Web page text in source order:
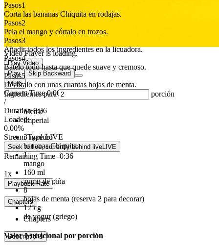
Video Player is loading.
Play Video
Play
Skip Backward
Mute
Current Time0:00
/
Duration0:36
Loaded:
0.00%
Stream TypeLIVE
Seek to live, currently behind liveLIVE
Remaining Time -0:36
1x
Playback Rate
Chapters
Chapters
Descriptions
Pasos1
Corta las bananas Chiquita en rodajas.
Pasos2
Pela el mango y córtalo en trozos.
Pasos3
Añadir todos los ingredientes en la licuadora.
Pasos4
Bátelo todo hasta que quede suave y cremoso.
Pasos5
Decóralo con unas cuantas hojas de menta.
Ingredientes para
porción
Metric
Imperial
3maduro
bananas Chiquita
1
mango
160 ml
zumo de piña
8
hojas de menta (reserva 2 para decorar)
125g
de yogur (griego)
Valor Nutricional por porción